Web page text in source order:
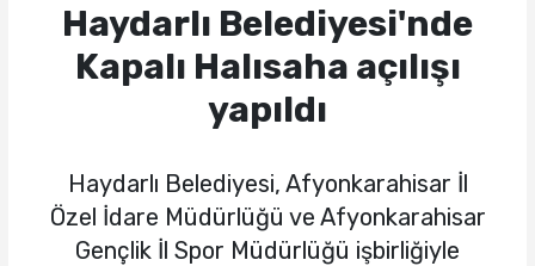
Haydarlı Belediyesi'nde
Kapalı Halısaha açılışı
yapıldı
Haydarlı Belediyesi, Afyonkarahisar İl
Özel İdare Müdürlüğü ve Afyonkarahisar
Gençlik İl Spor Müdürlüğü işbirliğiyle